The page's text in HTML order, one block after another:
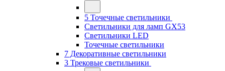
5 Точечные светильники
Светильники для ламп GХ53
Cветильники LED
Точечные светильники
7 Декоративные светильники
3 Трековые светильники